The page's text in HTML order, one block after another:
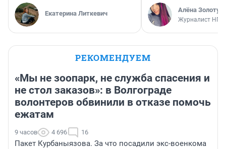
Екатерина Литкевич Алёна
Журналист НГС
РЕКОМЕНДУЕМ
«Мы не зоопарк, не служба спасения и
не стол заказов»: в Волгограде
волонтеров обвинили в отказе помочь
ежатам
9 часов 4 696 16
Пакет Курбаныязова. За что посадили экс-военкома